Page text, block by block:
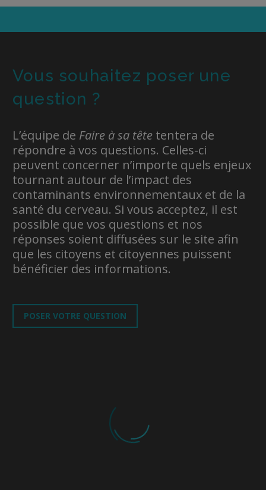
Vous souhaitez poser une
question ?
L’équipe de Faire à sa tête tentera de
répondre à vos questions. Celles-ci
peuvent concerner n’importe quels enjeux
tournant autour de l’impact des
contaminants environnementaux et de la
santé du cerveau. Si vous acceptez, il est
possible que vos questions et nos
réponses soient diffusées sur le site afin
que les citoyens et citoyennes puissent
bénéficier des informations.
POSER VOTRE QUESTION